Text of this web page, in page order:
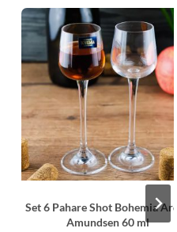
Set 6 Pahare Shot Bohemia
Amundsen 60 ml